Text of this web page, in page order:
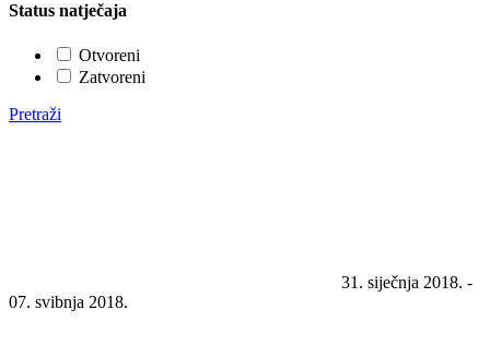
Status natječaja
Otvoreni
Zatvoreni
Pretraži
31. siječnja 2018. -
07. svibnja 2018.